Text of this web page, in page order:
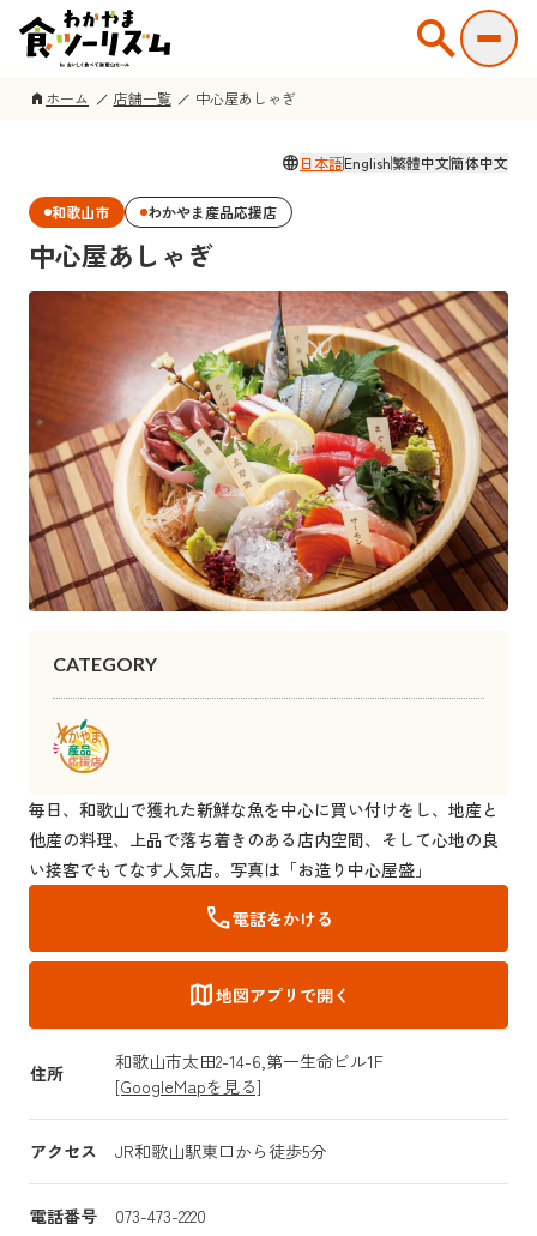
search
home ホーム 店舗一覧 中心屋あしゃぎ
language日本語English繁體中文簡体中文
和歌山市 わかやま産品応援店
中心屋あしゃぎ
CATEGORY
毎日、和歌山で獲れた新鮮な魚を中心に買い付けをし、地産と
他産の料理、上品で落ち着きのある店内空間、そして心地の良
い接客でもてなす人気店。写真は「お造り中心屋盛」
call電話をかける
map地図アプリで開く
住所
和歌山市太田2-14-6,第一生命ビル1F
[GoogleMapを見る]
アクセス JR和歌山駅東口から徒歩5分
電話番号 073-473-2220